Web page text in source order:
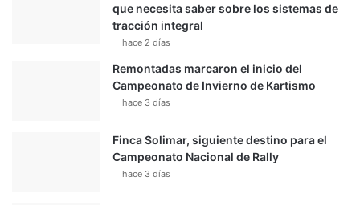
que necesita saber sobre los sistemas de
tracción integral
hace 2 días
Remontadas marcaron el inicio del
Campeonato de Invierno de Kartismo
hace 3 días
Finca Solimar, siguiente destino para el
Campeonato Nacional de Rally
hace 3 días